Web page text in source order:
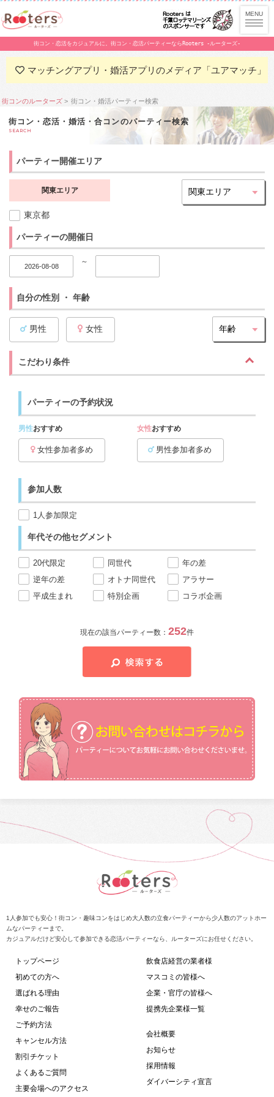
街コン・恋活をカジュアルに。街コン・恋活パーティーならRooters -ルーターズ-
マッチングアプリ・婚活アプリのメディア「ユアマッチ」
街コンのルーターズ 街コン・婚活パーティー検索
街コン・恋活・婚活・合コンのパーティー検索
SEARCH
パーティー開催エリア
関東エリア
東京都
パーティーの開催日
～
自分の性別 ・ 年齢
男性 女性
こだわり条件
パーティーの予約状況
男性おすすめ
女性参加者多め
女性おすすめ
男性参加者多め
参加人数
1人参加限定
年代その他セグメント
20代限定 同世代
年の差
逆年の差
オトナ同世代
アラサー
平成生まれ
特別企画 コラボ企画
現在の該当パーティー数： 252件
1人参加でも安心！街コン・趣味コンをはじめ大人数の立食パーティーから少人数のアットホー
ムなパーティーまで。
カジュアルだけど安心して参加できる恋活パーティーなら、ルーターズにお任せください。
トップページ
初めての方へ
選ばれる理由
幸せのご報告
ご予約方法
キャンセル方法
割引チケット
よくあるご質問
主要会場へのアクセス
飲食店経営の業者様
マスコミの皆様へ
企業・官庁の皆様へ
提携先企業様一覧
会社概要
お知らせ
採用情報
ダイバーシティ宣言